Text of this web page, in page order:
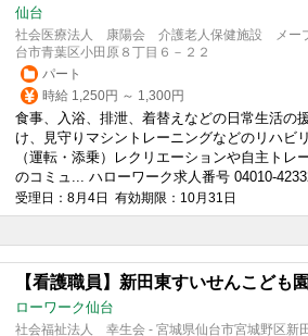
仙台
社会医療法人 康陽会 介護老人保健施設 メー
台市青葉区小田原８丁目６－２２
パート
時給 1,250円 ～ 1,300円
食事、入浴、排泄、着替えなどの日常生活の
け、
見守り マシントレーニングなどのリハビ
（運転・添乗）レクリエーションや自主トレ
のコミュ... ハローワーク求人番号 04010-
受理日：8月4日 有効期限：10月31日
【看護職員】新田東すいせんこども
ローワーク仙台
社会福祉法人 幸生会 - 宮城県仙台市宮城野区新